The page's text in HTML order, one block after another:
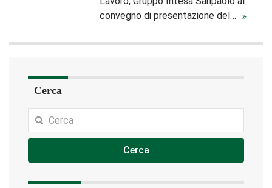
convegno di presentazione del…
Cerca
Cerca